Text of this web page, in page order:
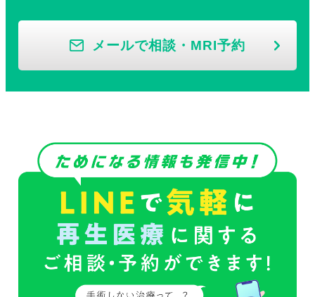
メールで相談・MRI予約